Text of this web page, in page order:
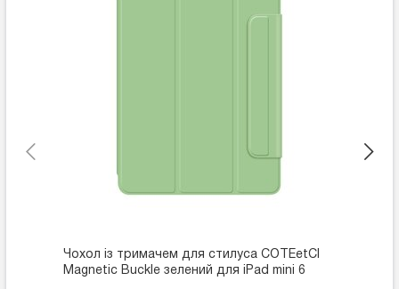
Чохол із тримачем для стилуса COTEetCI
Magnetic Buckle зелений для iPad mini 6